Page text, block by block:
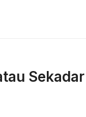
Sekadar